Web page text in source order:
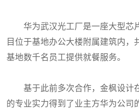
华为武汉光工厂是一座大型芯
目位于基地办公大楼附属建筑内，
基地数千名员工提供就餐服务。
基于此前多次合作，金枫设计
的专业实力得到了业主方华为公司